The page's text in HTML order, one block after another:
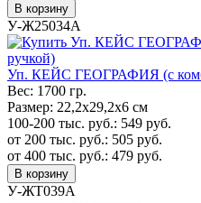
В корзину
У-Ж25034А
Уп. КЕЙС ГЕОГРАФИЯ (с
Вес: 1700 гр.
Размер: 22,2х29,2х6 см
100-200 тыс. руб.: 549 руб.
от 200 тыс. руб.: 505 руб.
от 400 тыс. руб.: 479 руб.
В корзину
У-ЖТ039А